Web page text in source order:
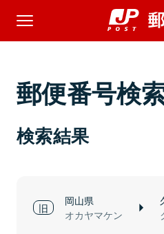
郵便番号検
検索結果
岡山県
オカヤマケン